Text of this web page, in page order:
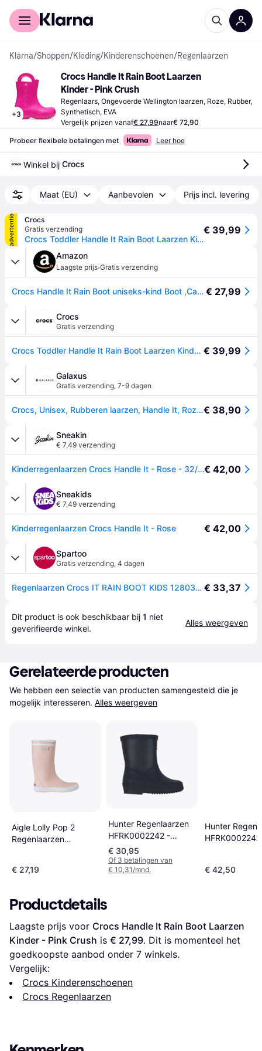
Voor shoppers
Klarna/Shoppen/Kleding/Kinderenschoenen/Regenlaarzen
+3
Crocs Handle It Rain Boot Laarzen
Kinder - Pink Crush
Regenlaars, Ongevoerde Wellington laarzen, Roze, Rubber,
Synthetisch, EVA
Vergelijk prijzen vanaf€ 27,99naar€ 72,90
Probeer flexibele betalingen met Leer hoe
Winkel bij Crocs
Maat (EU) Aanbevolen Prijs incl. levering
advertentie
Crocs
Gratis verzending
Crocs Toddler Handle It Rain Boot Laarzen Kinder Pink Crush 23
€ 39,99
Amazon
Laagste prijs·Gratis verzending
Crocs Handle It Rain Boot uniseks-kind Boot ,Candy Pink,23/24 EU € 27,99
Crocs
Gratis verzending
Crocs Toddler Handle It Rain Boot Laarzen Kinder Pink Crush 24 € 39,99
Galaxus
Gratis verzending, 7-9 dagen
Crocs, Unisex, Rubberen laarzen, Handle It, Roze, (33.5)€ 38,90
Sneakin
€ 7,49 verzending
Kinderregenlaarzen Crocs Handle It - Rose - 32/33€ 42,00
Sneakids
€ 7,49 verzending
Kinderregenlaarzen Crocs Handle It - Rose € 42,00
Spartoo
Gratis verzending, 4 dagen
Regenlaarzen Crocs IT RAIN BOOT KIDS 12803-6X0 - Roze - 30 / 31,34 / 35,33 / 34 € 33,37
Dit product is ook beschikbaar bij 1 niet
geverifieerde winkel.
Alles weergeven
Gerelateerde producten
We hebben een selectie van producten samengesteld die je
mogelijk interesseren. Alles weergeven
Aigle Lolly Pop 2
Regenlaarzen
€ 27,19
Hunter Regenlaarzen
HFRK0002242 -
Blauw
€ 30,95
Of 3 betalingen van
€ 10,31/mnd.
Hunter
€ 42,50
Productdetails
Laagste prijs voor Crocs Handle It Rain Boot Laarzen
Kinder - Pink Crush is € 27,99. Dit is momenteel het
goedkoopste aanbod onder 7 winkels.
Vergelijk:
Crocs Kinderenschoenen
Crocs Regenlaarzen